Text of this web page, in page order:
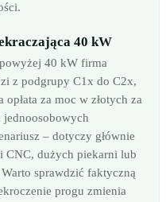
40 kW
40 kW firma
z podgrupy C1x do C2x,
za moc w złotych za
– dotyczy głównie
CNC, dużych piekarni lub
sprawdzić faktyczną
progu zmienia